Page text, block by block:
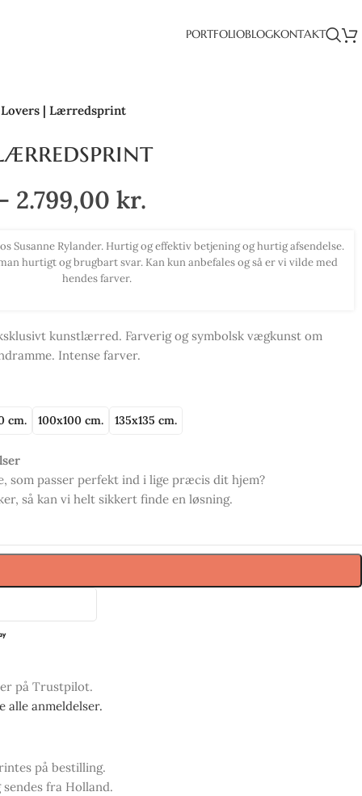
PORTFOLIOBLOGKONTAKT
| Lærredsprint
2.799,00 kr.
smukke farver. Har haft det svært med at indrette min bolig, men
jeg love for jeg blev inspireret til ny stil. Kan anbefale alle at købe
smukke billeder herfra.
kunstlærred. Farverig og symbolsk vægkunst om
Intense farver.
cm. 100x100 cm. 135x135 cm.
som passer perfekt ind i lige præcis dit hjem?
så kan vi helt sikkert finde en løsning.
på Trustpilot.
alle anmeldelser.
på bestilling.
fra Holland.